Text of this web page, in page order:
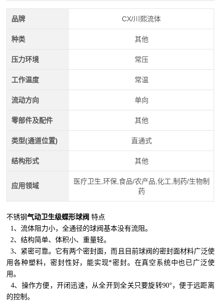
品牌 CX/川熙流体
种类 其他
压力环境 常压
工作温度 常温
流动方向 单向
零部件及配件 其他
类型(通道位置) 直通式
结构形式 其他
应用领域
医疗卫生,环保,食品/农产品,化工,制药/生物制
药
不锈钢气动卫生级蝶形球阀特点
1、流体阻力小，全通径的球阀基本没有流阻。
2、结构简单、体积小、重量轻。
3、紧密可靠。它有两个密封面，而且目前球阀的密封面材料广泛使
用各种塑料，密封性好，能实现*密封。在真空系统中也已广泛使
用。
4、操作方便，开闭迅速，从全开到全关只要旋转90°，便于远距离
的控制。